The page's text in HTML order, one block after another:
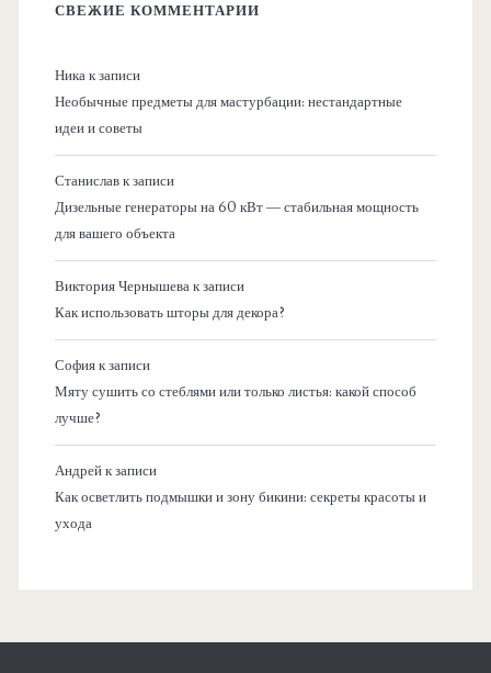
СВЕЖИЕ КОММЕНТАРИИ
Никак записи
Необычные предметы для мастурбации: нестандартные
идеи и советы
Станиславк записи
Дизельные генераторы на 60 кВт — стабильная мощность
для вашего объекта
Виктория Чернышевак записи
Как использовать шторы для декора?
Софияк записи
Мяту сушить со стеблями или только листья: какой способ
лучше?
Андрейк записи
Как осветлить подмышки и зону бикини: секреты красоты и
ухода